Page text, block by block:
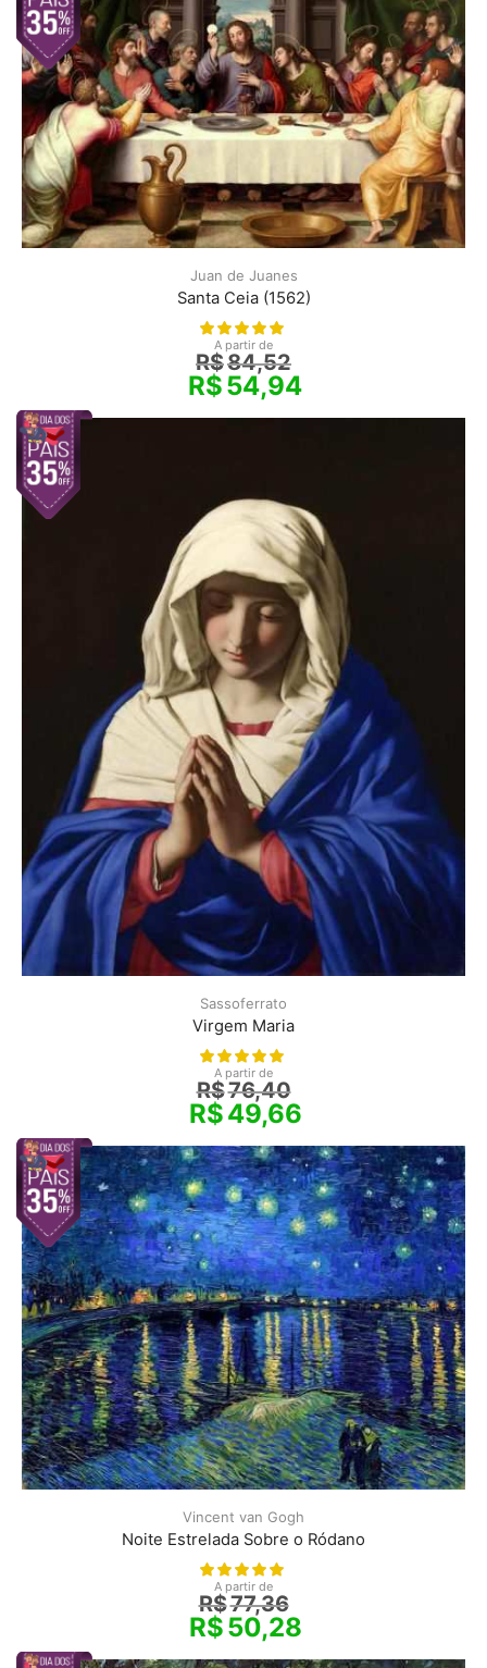
Juan de Juanes
Santa Ceia (1562)
A partir de
R$84,52
R$54,94
Sassoferrato
Virgem Maria
A partir de
R$76,40
R$49,66
Vincent van Gogh
Noite Estrelada Sobre o Ródano
A partir de
R$77,36
R$50,28